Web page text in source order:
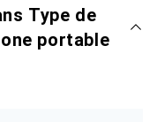
Type de
portable